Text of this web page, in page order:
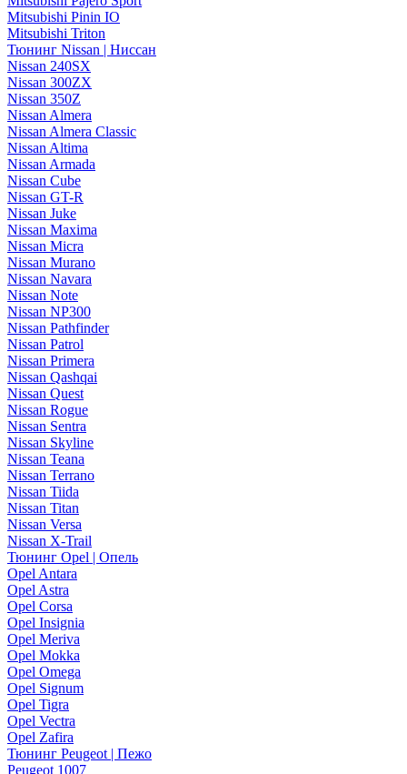
Mitsubishi Pinin IO
Mitsubishi Triton
Тюнинг Nissan | Ниссан
Nissan 240SX
Nissan 300ZX
Nissan 350Z
Nissan Almera
Nissan Almera Classic
Nissan Altima
Nissan Armada
Nissan Cube
Nissan GT-R
Nissan Juke
Nissan Maxima
Nissan Micra
Nissan Murano
Nissan Navara
Nissan Note
Nissan NP300
Nissan Pathfinder
Nissan Patrol
Nissan Primera
Nissan Qashqai
Nissan Quest
Nissan Rogue
Nissan Sentra
Nissan Skyline
Nissan Teana
Nissan Terrano
Nissan Tiida
Nissan Titan
Nissan Versa
Nissan X-Trail
Тюнинг Opel | Опель
Opel Antara
Opel Astra
Opel Corsa
Opel Insignia
Opel Meriva
Opel Mokka
Opel Omega
Opel Signum
Opel Tigra
Opel Vectra
Opel Zafira
Тюнинг Peugeot | Пежо
Peugeot 1007